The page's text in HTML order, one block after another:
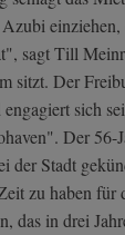
sagt Till
sitzt. Der
sich
Der 56-
der Stadt
zu haben für
das in drei